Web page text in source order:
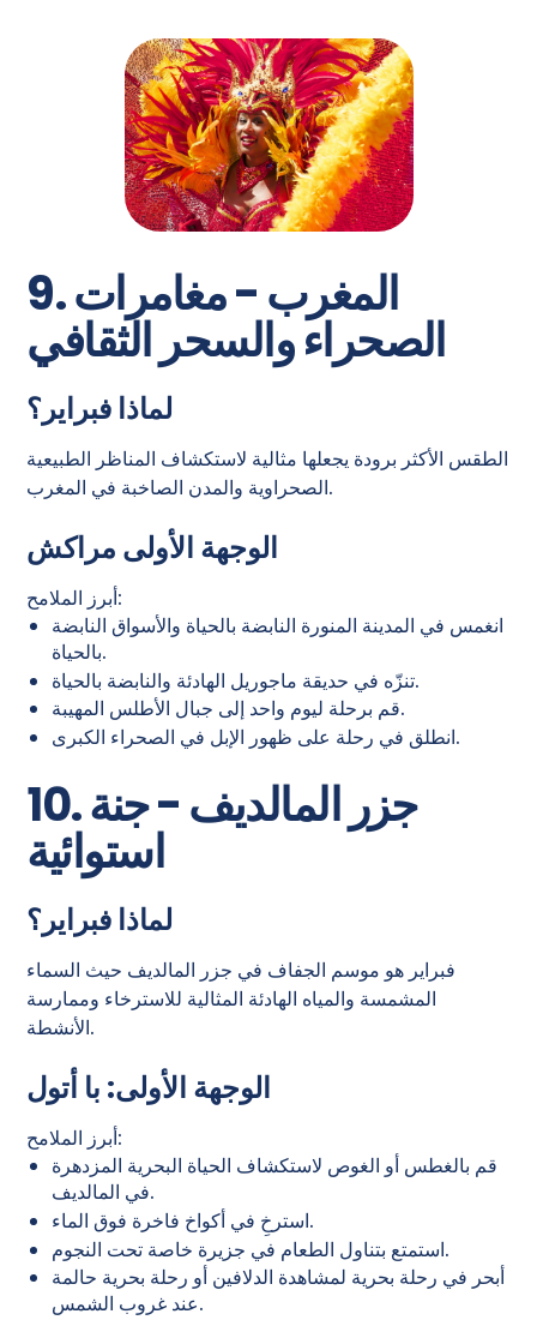
9. المغرب - مغامرات
الطقس الأكثر برودة يجعلها مثالية لاستكشاف المناظر الطبيعية
الصحراوية والمدن الصاخبة في المغرب.
أبرز الملامح:
انغمس في المدينة المنورة النابضة بالحياة والأسواق النابضة
بالحياة.
تنزّه في حديقة ماجوريل الهادئة والنابضة بالحياة.
قم برحلة ليوم واحد إلى جبال الأطلس المهيبة.
انطلق في رحلة على ظهور الإبل في الصحراء الكبرى.
10. جزر المالديف - جنة
فبراير هو موسم الجفاف في جزر المالديف حيث السماء
المشمسة والمياه الهادئة المثالية للاسترخاء وممارسة
الأنشطة.
أبرز الملامح:
قم بالغطس أو الغوص لاستكشاف الحياة البحرية المزدهرة
في المالديف.
استرخِ في أكواخ فاخرة فوق الماء.
استمتع بتناول الطعام في جزيرة خاصة تحت النجوم.
أبحر في رحلة بحرية لمشاهدة الدلافين أو رحلة بحرية حالمة
عند غروب الشمس.